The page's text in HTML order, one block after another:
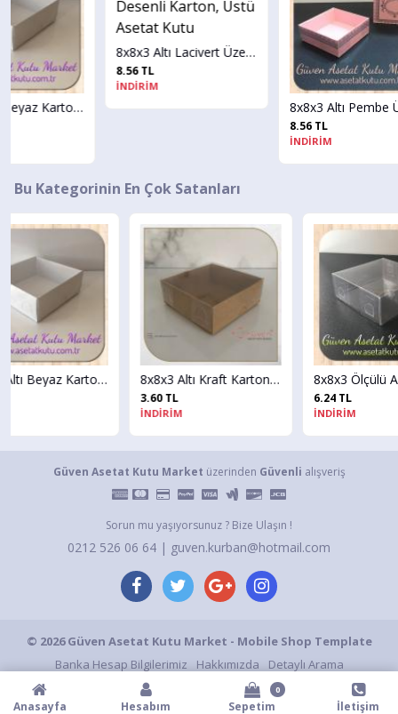
8x8x3 Altı Beyaz Karton Üstü Asetat Kutu
8x8x3 Altı Lacivert Üzerine Gold Saray Desenli Karton, Üstü Asetat Kutu
8.56 TL
İNDİRİM
8x8x3 Altı Pembe Üzerine Gümüş Kilim Desenli Karton, Üstü Asetat Kutu
Bu Kategorinin En Çok Satanları
8x8x3 Altı Beyaz Karton Üstü Asetat Kutu 8x8x3 Altı Kraft Karton Üstü Asetat Kutu 8x8x3 Ölçülü Asetat Kutu
Güven Asetat Kutu Market üzerinden Güvenli alışveriş
Sorun mu yaşıyorsunuz ? Bize Ulaşın !
0212 526 06 64 | guven.kurban@hotmail.com
© 2026 Güven Asetat Kutu Market - Mobile Shop Template
Banka Hesap Bilgilerimiz
Hakkımızda
Detaylı Arama
Gizlilik ve Kullanım Şartları
Gizlilik Politikası S.S.S. İletişim
Anasayfa Hesabım Sepetim
0
İletişim